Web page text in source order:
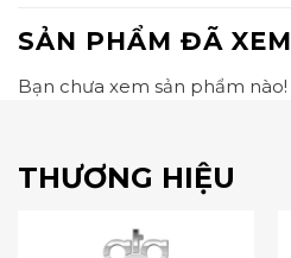
SẢN PHẨM ĐÃ XEM
Bạn chưa xem sản phẩm nào!
THƯƠNG HIỆU